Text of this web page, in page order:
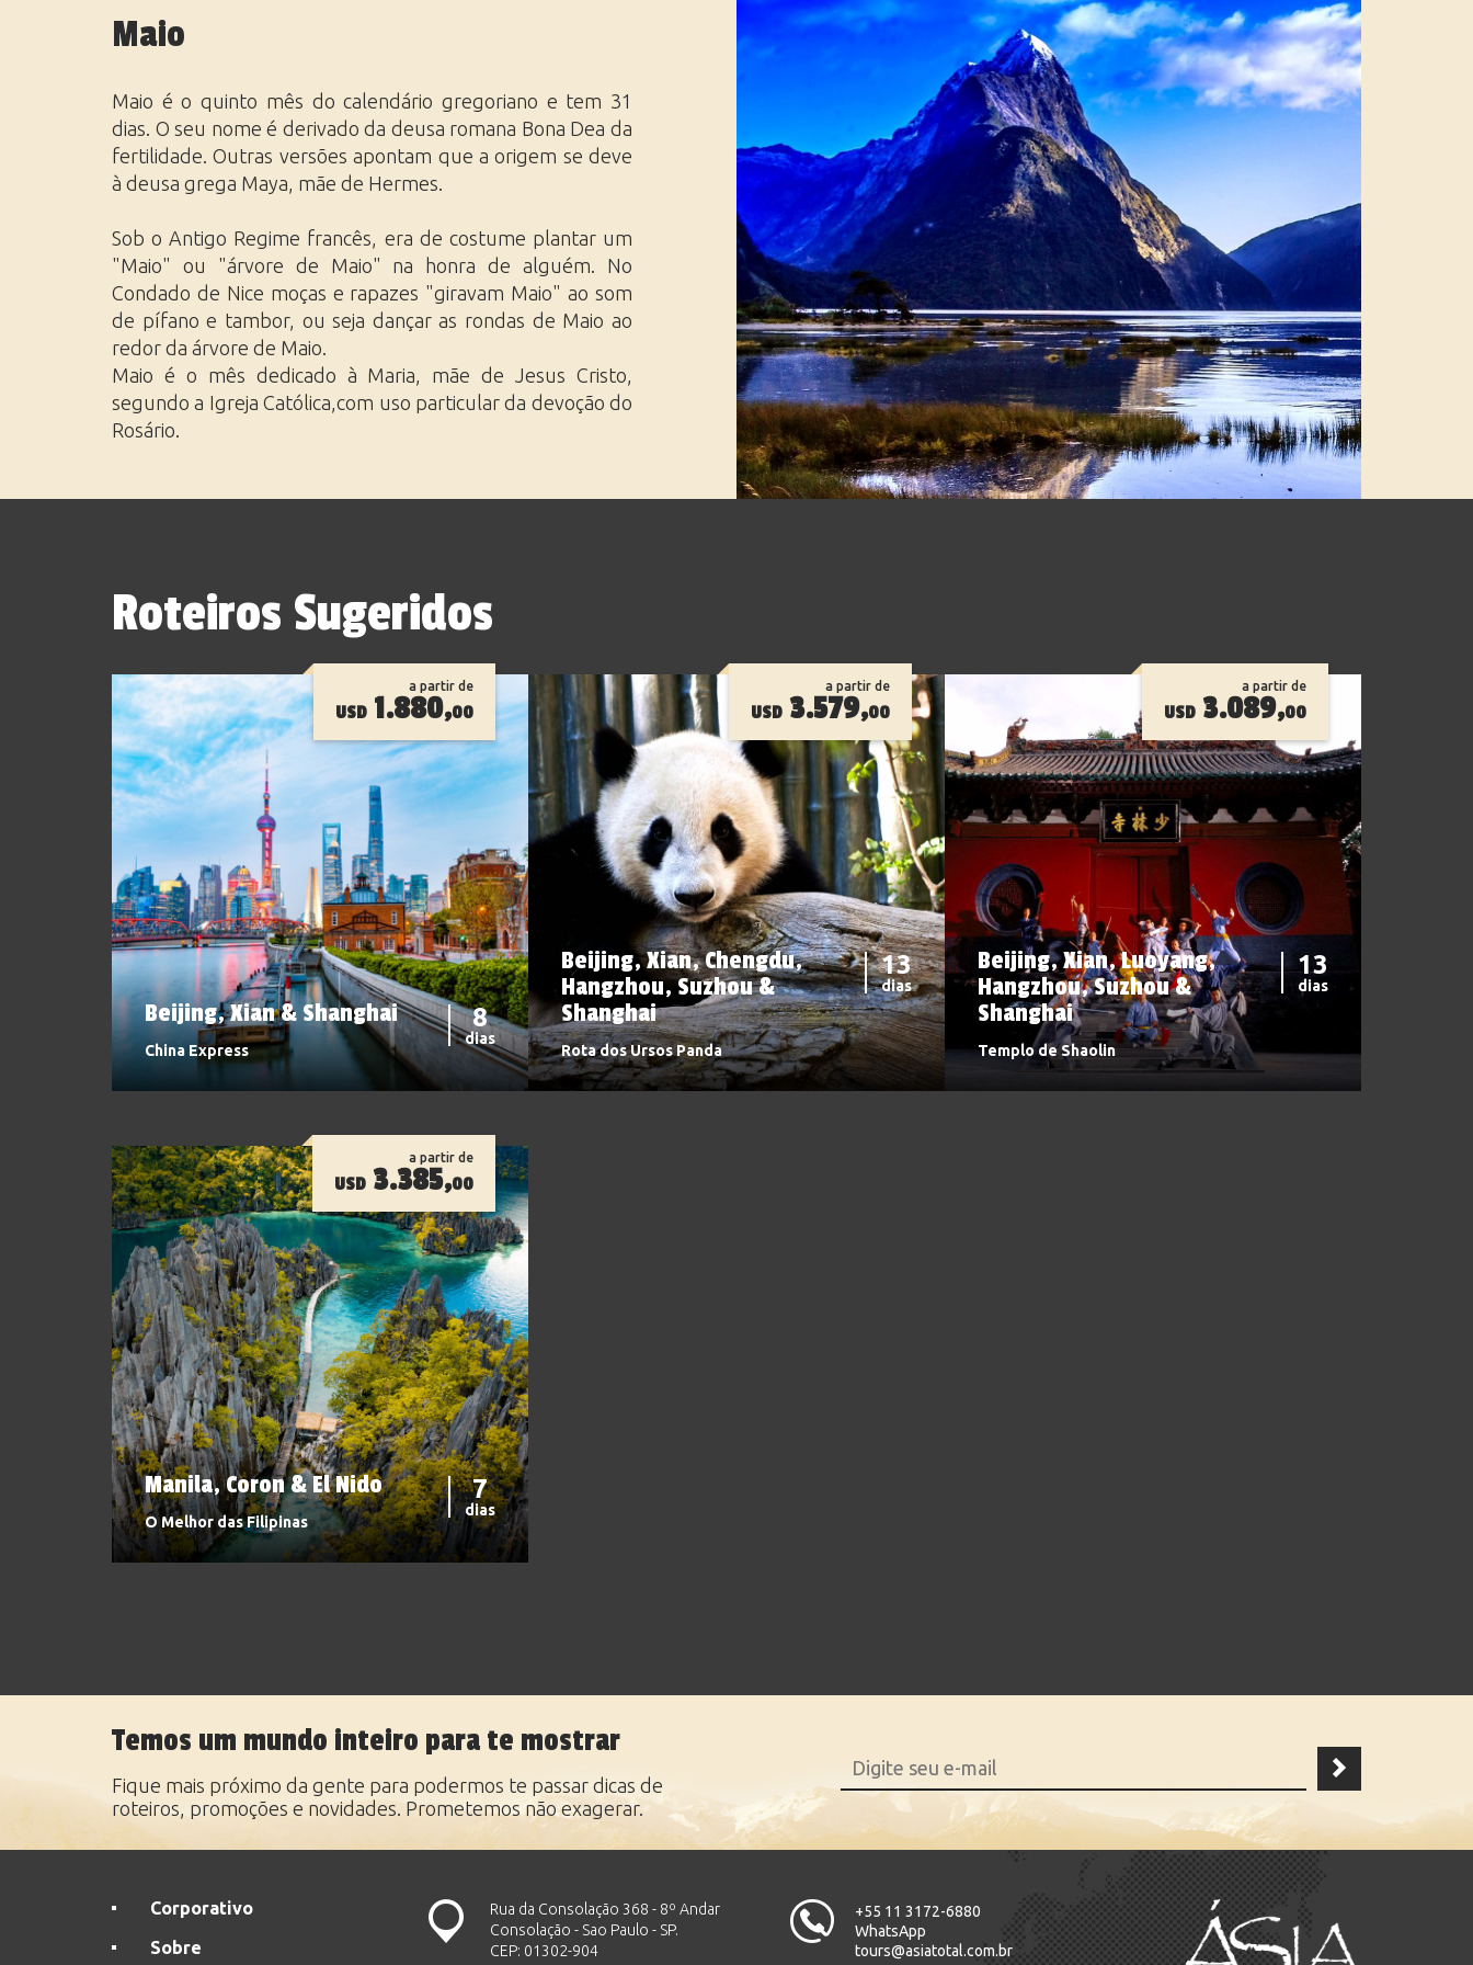
Oriente Médio
Viagens de Luxo
Eventos
Maio
Maio é o quinto mês do calendário gregoriano e tem 31
dias. O seu nome é derivado da deusa romana Bona Dea da
fertilidade. Outras versões apontam que a origem se deve
à deusa grega Maya, mãe de Hermes.
Sob o Antigo Regime francês, era de costume plantar um
"Maio" ou "árvore de Maio" na honra de alguém. No
Condado de Nice moças e rapazes "giravam Maio" ao som
de pífano e tambor, ou seja dançar as rondas de Maio ao
redor da árvore de Maio.
Maio é o mês dedicado à Maria, mãe de Jesus Cristo,
segundo a Igreja Católica,com uso particular da devoção do
Rosário.
Roteiros Sugeridos
a partir de
USD 1.880,00
Beijing, Xian & Shanghai
China Express
8
dias
a partir de
USD 3.579,00
Beijing, Xian, Chengdu,
Hangzhou, Suzhou &
Shanghai
Rota dos Ursos Panda
13
dias
a partir de
USD 3.089,00
Beijing, Xian, Luoyang,
Hangzhou, Suzhou &
Shanghai
Templo de Shaolin
13
dias
a partir de
USD 3.385,00
Manila, Coron & El Nido
O Melhor das Filipinas
7
dias
Temos um mundo inteiro para te mostrar
Fique mais próximo da gente para podermos te passar dicas de
roteiros, promoções e novidades. Prometemos não exagerar.
Corporativo
Sobre
Rua da Consolação 368 - 8º Andar
Consolação - Sao Paulo - SP.
CEP: 01302-904
+55 11 3172-6880
WhatsApp
tours@asiatotal.com.br